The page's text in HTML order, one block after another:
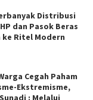
Distribusi
dan Pasok Beras
ke Ritel Modern
Cegah Paham
Ekstremisme,
: Melalui